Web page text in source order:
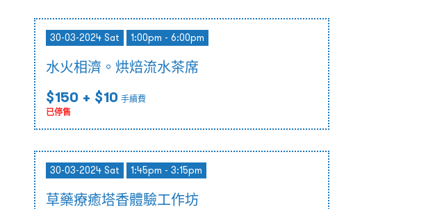
30-03-2024 Sat 1:00pm - 6:00pm
水火相濟。烘焙流水茶席
$150 + $10 手續費
已停售
30-03-2024 Sat 1:45pm - 3:15pm
草藥療癒塔香體驗工作坊